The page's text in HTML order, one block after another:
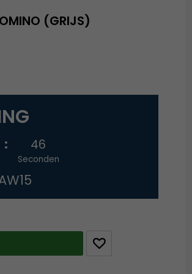
(GRIJS)
45
Seconden